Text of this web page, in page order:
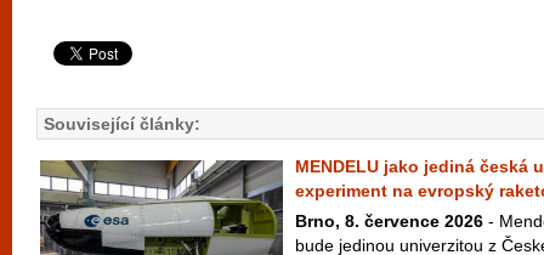
Související články:
MENDELU jako jediná česká
experiment na evropský
Brno, 8. července 2026 -
bude jedinou univerzitou z